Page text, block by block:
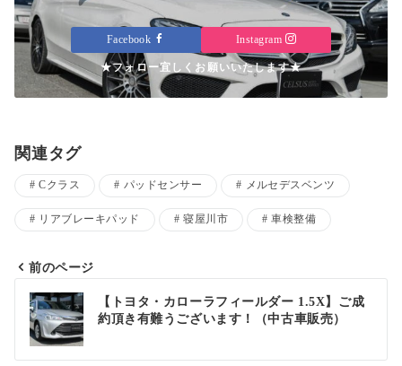
Facebook Instagram
★フォロー宜しくお願いいたします★
関連タグ
Cクラス パッドセンサー メルセデスベンツ
リアブレーキパッド 寝屋川市 車検整備
投
稿
ナ
前のページ
【トヨタ・カローラフィールダー 1.5X】ご成
約頂き有難うございます！（中古車販売）